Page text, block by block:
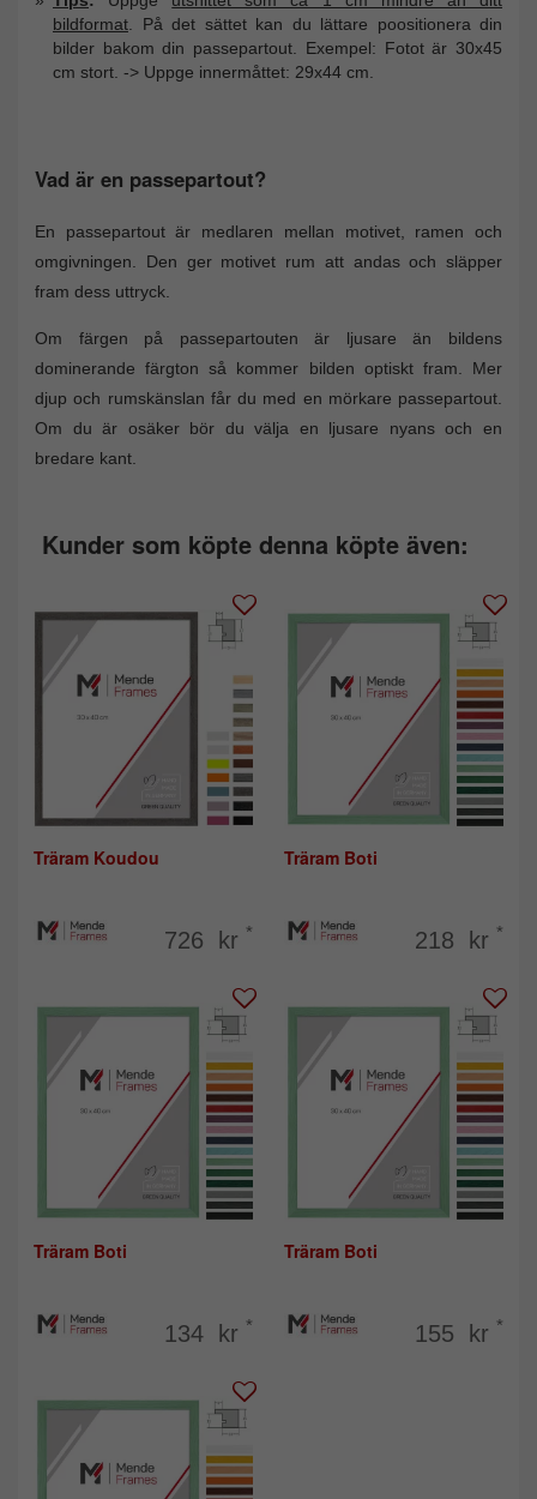
bildformat . På det sättet kan du lättare poositionera din
bilder bakom din passepartout. Exempel: Fotot är 30x45
cm stort. -> Uppge innermåttet: 29x44 cm.
Vad är en passepartout?
En passepartout är medlaren mellan motivet, ramen och
omgivningen. Den ger motivet rum att andas och släpper
fram dess uttryck.
Om färgen på passepartouten är ljusare än bildens
dominerande färgton så kommer bilden optiskt fram. Mer
djup och rumskänslan får du med en mörkare passepartout.
Om du är osäker bör du välja en ljusare nyans och en
bredare kant.
Kunder som köpte denna köpte även:
Träram Koudou
726 kr *
Träram Boti
218 kr *
Träram Boti
134 kr *
Träram Boti
155 kr *